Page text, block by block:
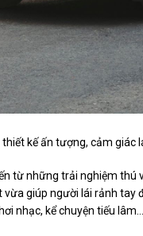
kế ấn tượng, cảm giác
từ những trải nghiệm
vừa giúp người lái rảnh
nhạc, kể chuyện tiếu lâm…